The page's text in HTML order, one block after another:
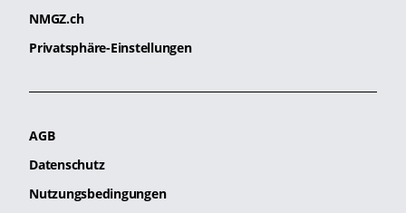
NMGZ.ch
Privatsphäre-Einstellungen
AGB
Datenschutz
Nutzungsbedingungen